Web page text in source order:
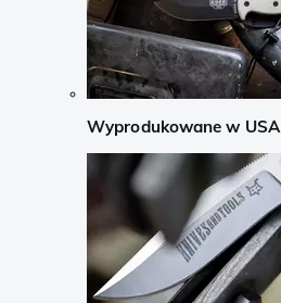
Wyprodukowane w USA